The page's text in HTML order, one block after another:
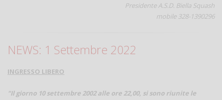
Presidente A.S.D. Biella Squash
mobile 328-1390296
NEWS: 1 Settembre 2022
INGRESSO LIBERO
"Il giorno 10 settembre 2002 alle ore 22,00, si sono riunite le